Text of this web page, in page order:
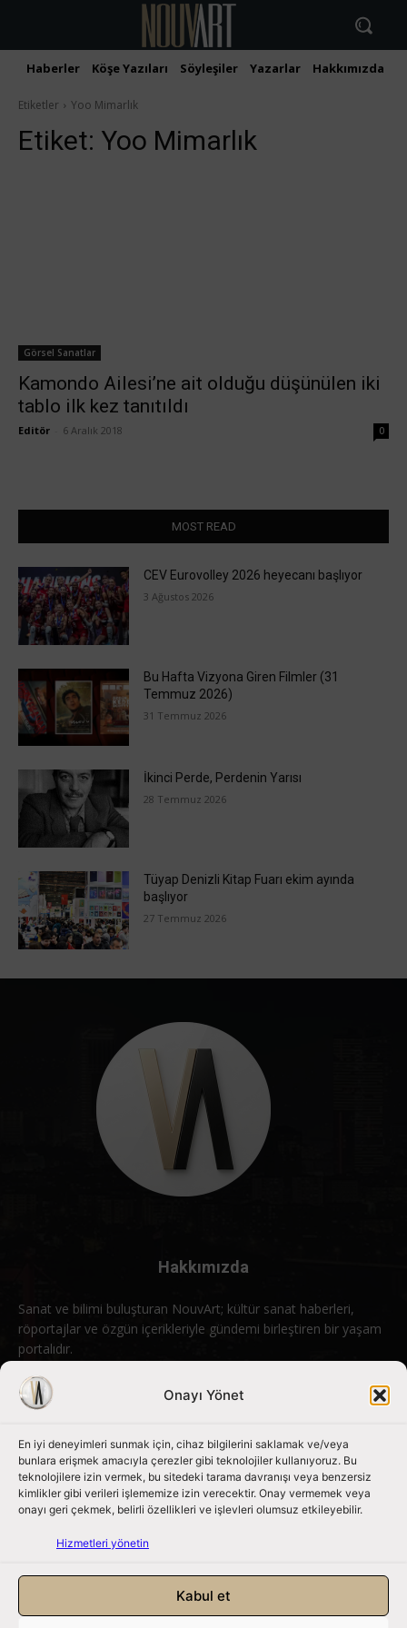
Onayı Yönet
En iyi deneyimleri sunmak için, cihaz bilgilerini saklamak ve/veya
bunlara erişmek amacıyla çerezler gibi teknolojiler kullanıyoruz. Bu
teknolojilere izin vermek, bu sitedeki tarama davranışı veya benzersiz
kimlikler gibi verileri işlememize izin verecektir. Onay vermemek veya
onayı geri çekmek, belirli özellikleri ve işlevleri olumsuz etkileyebilir.
Hizmetleri yönetin
Kabul et
Haberler Köşe Yazıları Söyleşiler Yazarlar Hakkımızda
Etiketler Yoo Mimarlık
Etiket: Yoo Mimarlık
Görsel Sanatlar
Kamondo Ailesi’ne ait olduğu düşünülen iki
tablo ilk kez tanıtıldı
Editör 6 Aralık 2018 0
MOST READ
CEV Eurovolley 2026 heyecanı başlıyor
3 Ağustos 2026
Bu Hafta Vizyona Giren Filmler (31
Temmuz 2026)
31 Temmuz 2026
İkinci Perde, Perdenin Yarısı
28 Temmuz 2026
Tüyap Denizli Kitap Fuarı ekim ayında
başlıyor
27 Temmuz 2026
Hakkımızda
Sanat ve bilimi buluşturan NouvArt; kültür sanat haberleri,
röportajlar ve özgün içerikleriyle gündemi birleştiren bir yaşam
portalıdır.
Bizimle iletişime geçin: info@nouvart.net
Bizi Takip Edin